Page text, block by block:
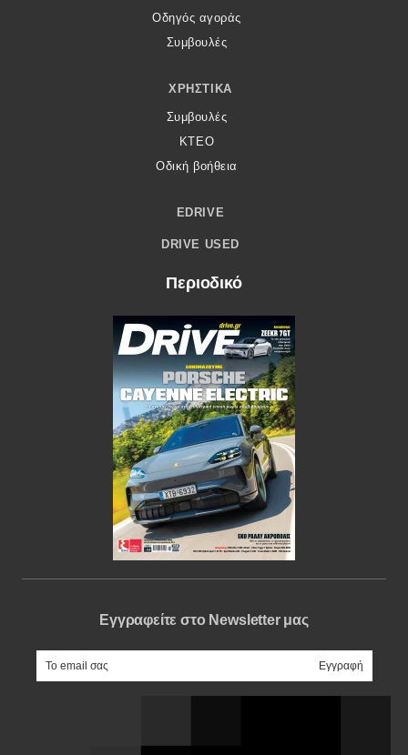
Οδηγός αγοράς
Συμβουλές
ΧΡΗΣΤΙΚΆ
Συμβουλές
ΚΤΕΟ
Οδική βοήθεια
EDRIVE
DRIVE USED
Περιοδικό
Εγγραφείτε στο Newsletter μας
e-mail